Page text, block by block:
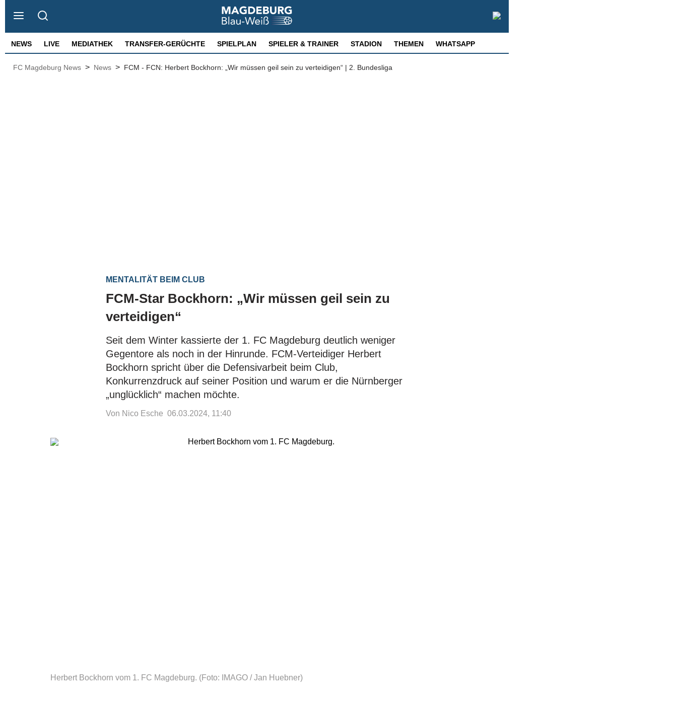
NEWS LIVE MEDIATHEK TRANSFER-GERÜCHTE SPIELPLAN SPIELER & TRAINER STADION THEMEN WHATSAPP
FC Magdeburg News > News > FCM - FCN: Herbert Bockhorn: „Wir müssen geil sein zu verteidigen“ | 2. Bundesliga
MENTALITÄT BEIM CLUB
FCM-Star Bockhorn: „Wir müssen geil sein zu
verteidigen“
Seit dem Winter kassierte der 1. FC Magdeburg deutlich weniger
Gegentore als noch in der Hinrunde. FCM-Verteidiger Herbert
Bockhorn spricht über die Defensivarbeit beim Club,
Konkurrenzdruck auf seiner Position und warum er die Nürnberger
„unglücklich“ machen möchte.
Von Nico Esche 06.03.2024, 11:40
Herbert Bockhorn vom 1. FC Magdeburg. (Foto: IMAGO / Jan Huebner)